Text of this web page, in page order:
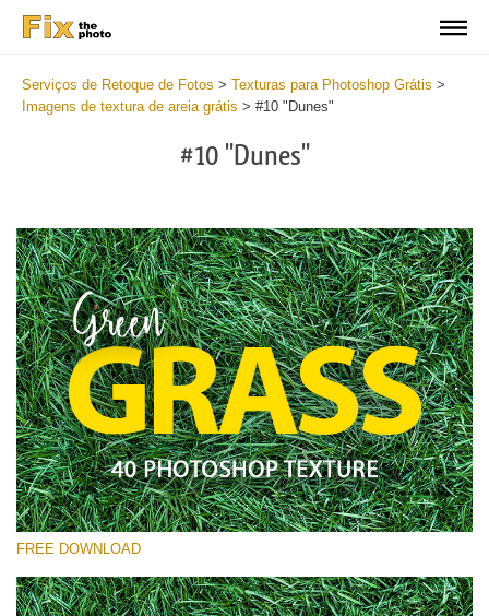
Serviços de Retoque de Fotos > Texturas para Photoshop Grátis >
Imagens de textura de areia grátis > #10 "Dunes"
#10 "Dunes"
Por favor selecione
Small 800*533px
FREE DOWNLOAD